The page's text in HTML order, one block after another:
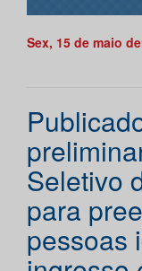
Sex, 15 de maio
Seletivo
para
pessoas